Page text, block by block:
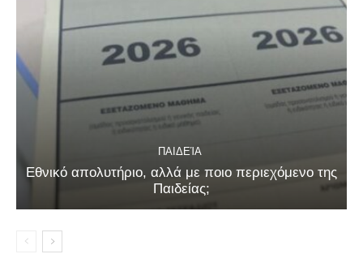
ΠΑΙΔΕΊΑ
Εθνικό απολυτήριο, αλλά με ποιο περιεχόμενο της
Παιδείας;